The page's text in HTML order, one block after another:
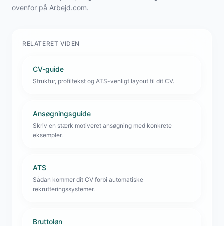
ovenfor på Arbejd.com.
RELATERET VIDEN
CV-guide
Struktur, profiltekst og ATS-venligt layout til dit CV.
Ansøgningsguide
Skriv en stærk motiveret ansøgning med konkrete
eksempler.
ATS
Sådan kommer dit CV forbi automatiske
rekrutteringssystemer.
Bruttoløn